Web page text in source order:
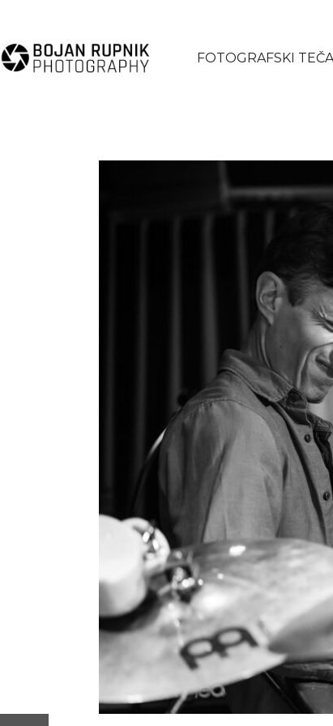
FOTOGRAFSKI